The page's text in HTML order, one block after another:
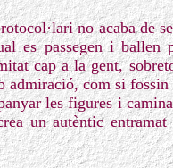
no acaba de
es passegen i
cap a la gent,
admiració, com si
les figures i
un autèntic